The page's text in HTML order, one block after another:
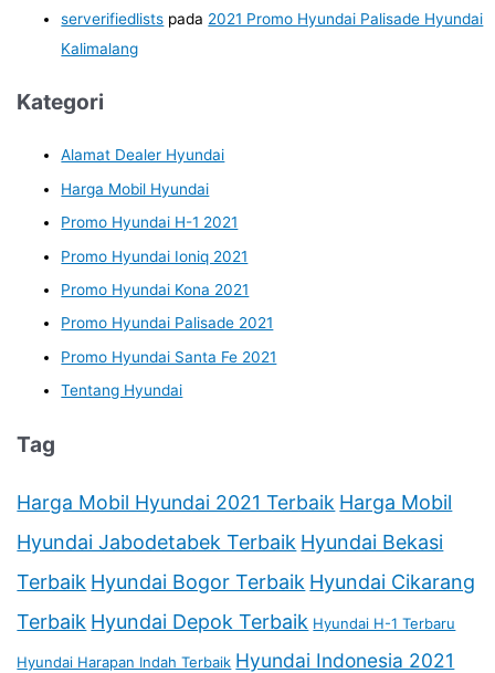
serverifiedlists pada 2021 Promo Hyundai Palisade Hyundai
Kalimalang
Kategori
Alamat Dealer Hyundai
Harga Mobil Hyundai
Promo Hyundai H-1 2021
Promo Hyundai Ioniq 2021
Promo Hyundai Kona 2021
Promo Hyundai Palisade 2021
Promo Hyundai Santa Fe 2021
Tentang Hyundai
Tag
Harga Mobil Hyundai 2021 Terbaik Harga Mobil
Hyundai Jabodetabek Terbaik Hyundai Bekasi
Terbaik Hyundai Bogor Terbaik Hyundai Cikarang
Terbaik Hyundai Depok Terbaik Hyundai H-1 Terbaru
Hyundai Harapan Indah Terbaik Hyundai Indonesia 2021